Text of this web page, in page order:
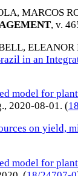
MARCOS
, v.
ELEANOR
in an
model for
2020-08-01. (
on yield,
model for